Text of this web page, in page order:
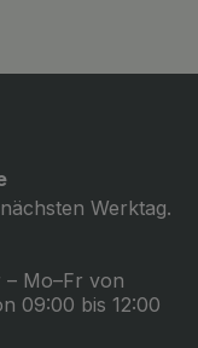
Werktag.
Mo–Fr von
09:00 bis 12:00